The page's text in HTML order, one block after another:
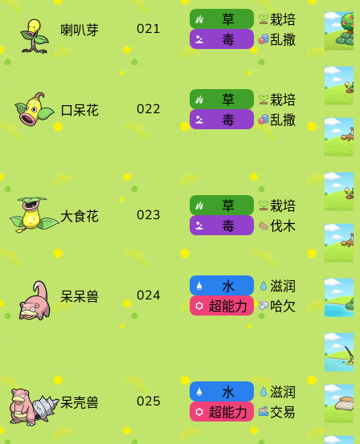
喇叭芽 021
草
毒
栽培
乱撒
口呆花 022
草
毒
栽培
乱撒
大食花 023
草
毒
栽培
伐木
呆呆兽 024
水
超能力
滋润
哈欠
呆壳兽 025
水
超能力
滋润
交易